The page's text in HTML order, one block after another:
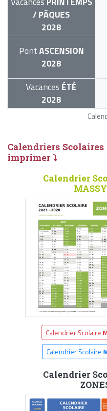
/ PÂQUES
2028
PontASCENSION
2028
Vacances ÉTÉ
2028
Calendriers
imprimer ⤵
Calendrier
Calendrier Scolaire
Calendrier Scolaire
Calendrier